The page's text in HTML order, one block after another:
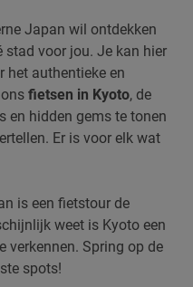
Japan wil ontdekken
stad voor jou. Je kan hier
het authentieke en
fietsen in Kyoto, de
en hidden gems te tonen
Er is voor elk wat
is een fietstour de
weet is Kyoto een
verkennen. Spring op de
spots!